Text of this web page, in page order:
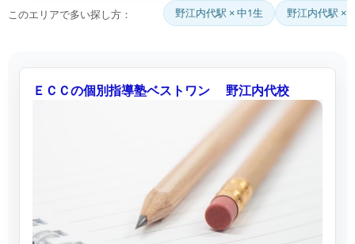
このエリアで多い探し方： 野江内代駅 × 中1生 野江内代駅 ×
ＥＣＣの個別指導塾ベストワン 野江内代校